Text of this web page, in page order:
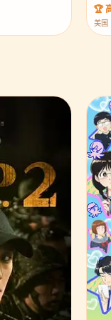
🏆
美国